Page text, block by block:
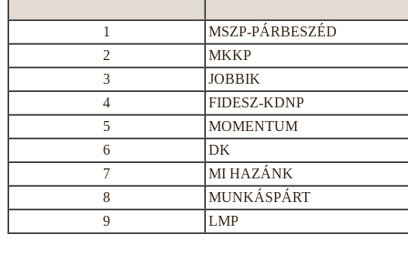
1
MSZP-PÁRBESZÉD
2
MKKP
3
JOBBIK
4
FIDESZ-KDNP
5
MOMENTUM
6
DK
7
MI HAZÁNK
8
MUNKÁSPÁRT
9
LMP